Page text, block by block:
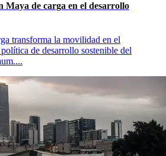
Maya de carga en el desarrollo
transforma la movilidad en el
de desarrollo sostenible del
...